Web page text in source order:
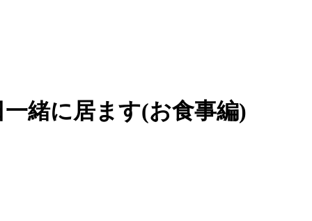
緒に居ます(お食事編)